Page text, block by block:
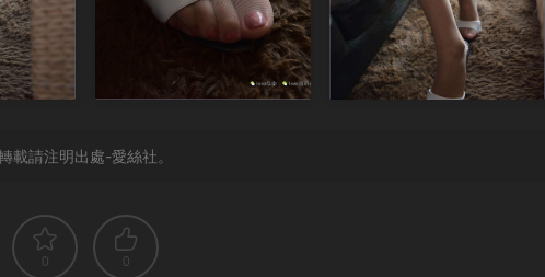
載請注明出處-愛絲社。
0 0